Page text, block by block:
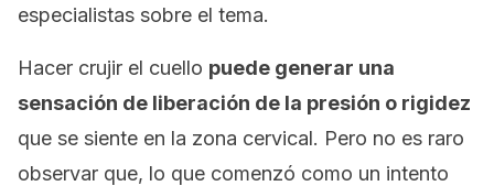
especialistas sobre el tema.
Hacer crujir el cuello puede generar una
sensación de liberación de la presión o rigidez
que se siente en la zona cervical. Pero no es raro
observar que, lo que comenzó como un intento